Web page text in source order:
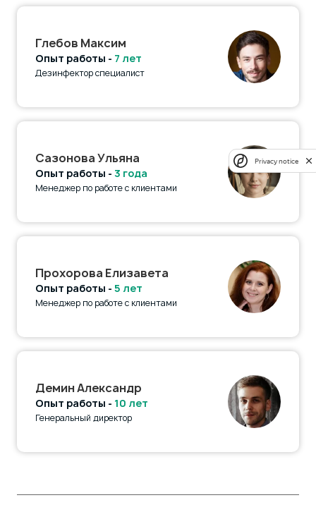
Глебов Максим
Опыт работы - 7 лет
Дезинфектор специалист
Сазонова Ульяна
Опыт работы - 3 года
Менеджер по работе с клиентами
Прохорова Елизавета
Опыт работы - 5 лет
Менеджер по работе с клиентами
Демин Александр
Опыт работы - 10 лет
Генеральный директор
Privacy notice